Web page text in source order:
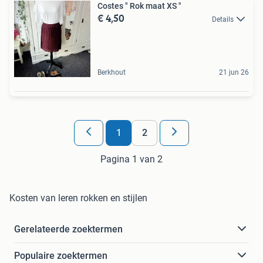
Costes " Rok maat XS "
€ 4,50 Details
Berkhout 21 jun 26
1 2
Pagina 1 van 2
Kosten van leren rokken en stijlen
Gerelateerde zoektermen
Populaire zoektermen